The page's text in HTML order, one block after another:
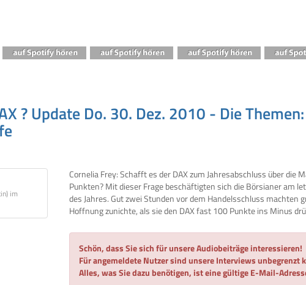
? Update Do. 30. Dez. 2010 - Die
im
Cornelia Frey: Schafft es der DAX zum Jahresabschluss über die
Punkten? Mit dieser Frage beschäftigten sich die Börsianer am
des Jahres. Gut zwei Stunden vor dem Handelsschluss machten
Hoffnung zunichte, als sie den DAX fast 100 Punkte ins Minus
Schön, dass Sie sich für unsere Audiobeiträge interessieren!
Für angemeldete Nutzer sind unsere Interviews unbegrenzt
Alles, was Sie dazu benötigen, ist eine gültige E-Mail-